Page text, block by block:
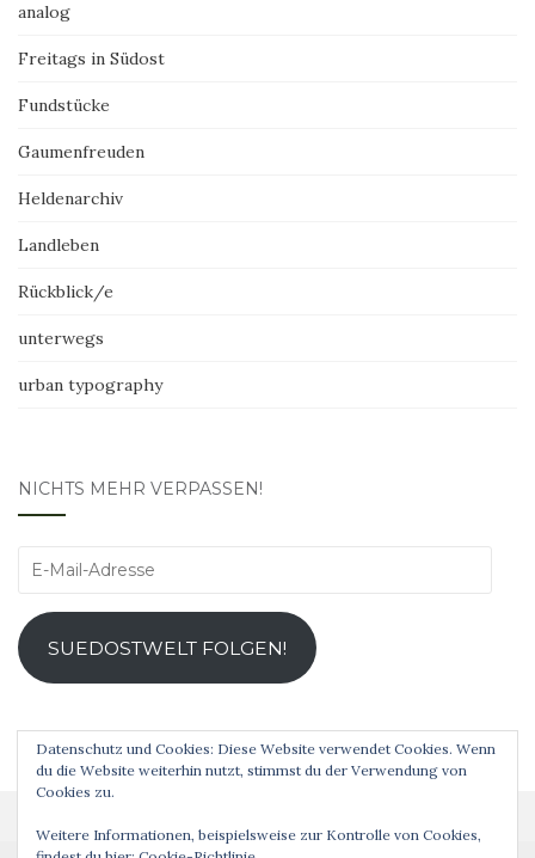
analog
Freitags in Südost
Fundstücke
Gaumenfreuden
Heldenarchiv
Landleben
Rückblick/e
unterwegs
urban typography
NICHTS MEHR VERPASSEN!
E-
Adresse
SUEDOSTWELT FOLGEN!
Datenschutz und Cookies: Diese Website verwendet Cookies. Wenn
du die Website weiterhin nutzt, stimmst du der Verwendung von
Cookies zu.
Weitere Informationen, beispielsweise zur Kontrolle von Cookies,